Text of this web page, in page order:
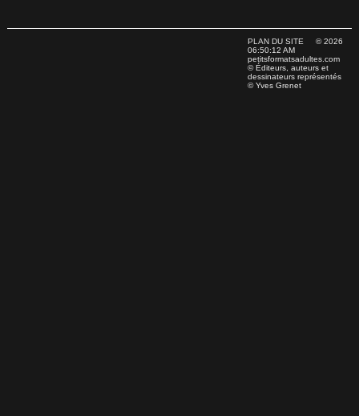
PLAN DU SITE © 2026
06:50:12 AM
petitsformatsadultes.com
© Éditeurs, auteurs et
dessinateurs représentés
© Yves Grenet